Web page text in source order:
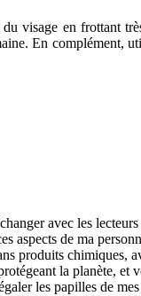
visage en frottant
En complément,
avec les
de ma
produits chimiques,
la planète,
les papilles de